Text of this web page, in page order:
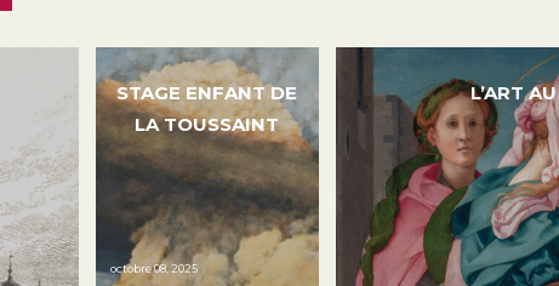
STAGE ENFANT DE
LA TOUSSAINT
octobre 08, 2025
L’ART